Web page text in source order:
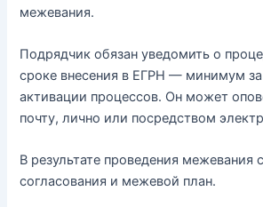
межевания.
Подрядчик обязан уведомить о
сроке внесения в ЕГРН — минимум
активации процессов. Он может
почту, лично или посредством
В результате проведения межевания
согласования и межевой план.